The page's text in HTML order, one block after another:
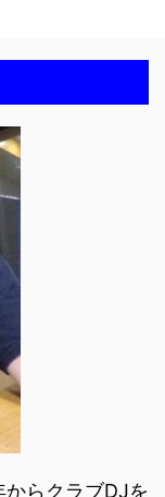
らクラブDJを